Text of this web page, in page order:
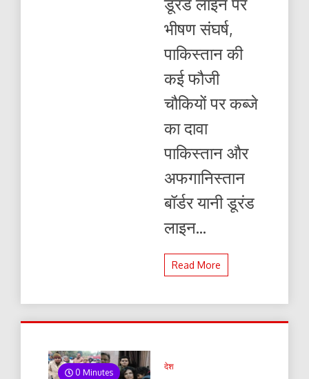
तालिबान:
भीषण संघर्ष,
पाकिस्तान की
कई फौजी
चौकियों पर कब्जे
का दावा
पाकिस्तान और
अफगानिस्तान
बॉर्डर यानी डूरंड
लाइन...
Read More
0 Minutes
देश